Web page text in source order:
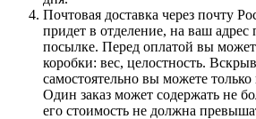
Почтовая доставка через почту
придет в отделение, на ваш адрес
посылке. Перед оплатой вы
коробки: вес, целостность.
самостоятельно вы можете только
Один заказ может содержать не
его стоимость не должна